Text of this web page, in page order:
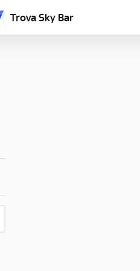
Trova Sky Bar